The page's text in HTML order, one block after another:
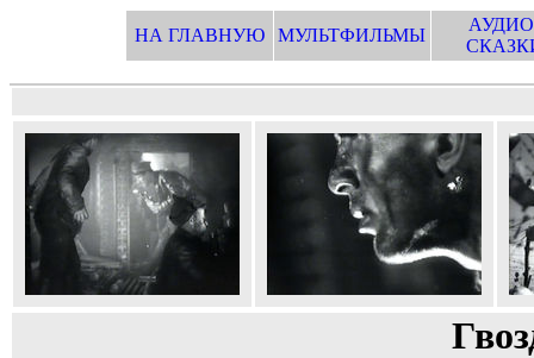
НА ГЛАВНУЮ МУЛЬТФИЛЬМЫ